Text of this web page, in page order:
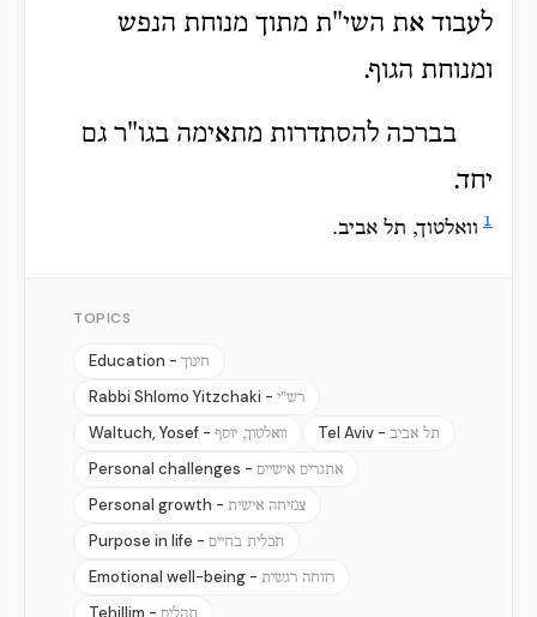
לעבוד את השי"ת מתוך מנוחת הנפש
ומנוחת הגוף.
בברכה להסתדרות מתאימה בגו"ר גם
יחד.
1 וואלטוך, תל אביב.
TOPICS
Education - חינוך
Rabbi Shlomo Yitzchaki - רש"י
Waltuch, Yosef - וואלטוך, יוסף Tel Aviv - תל אביב
Personal challenges - אתגרים אישיים
Personal growth - צמיחה אישית
Purpose in life - תכלית בחיים
Emotional well-being - רווחה רגשית
Tehillim - תהלים